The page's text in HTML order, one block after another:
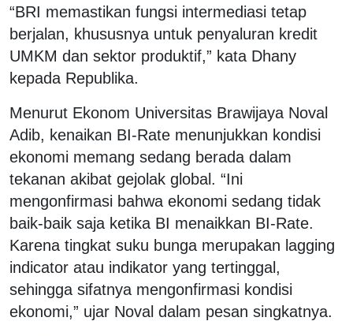
“BRI memastikan fungsi intermediasi tetap
berjalan, khususnya untuk penyaluran kredit
UMKM dan sektor produktif,” kata Dhany
kepada Republika.
Menurut Ekonom Universitas Brawijaya Noval
Adib, kenaikan BI-Rate menunjukkan kondisi
ekonomi memang sedang berada dalam
tekanan akibat gejolak global. “Ini
mengonfirmasi bahwa ekonomi sedang tidak
baik-baik saja ketika BI menaikkan BI-Rate.
Karena tingkat suku bunga merupakan lagging
indicator atau indikator yang tertinggal,
sehingga sifatnya mengonfirmasi kondisi
ekonomi,” ujar Noval dalam pesan singkatnya.